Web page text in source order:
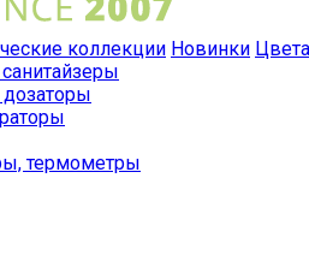
коллекции Новинки Цвета
термометры